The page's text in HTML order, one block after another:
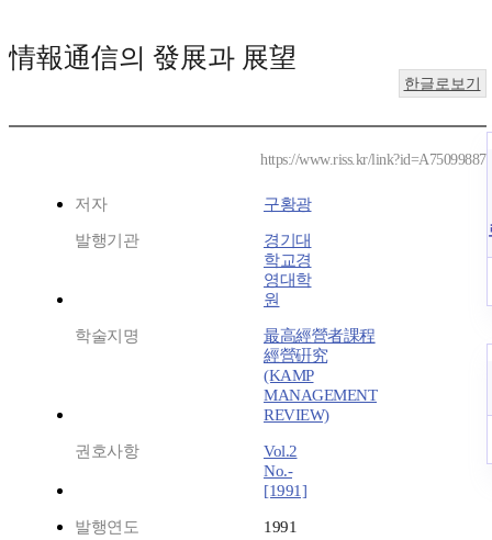
情報通信의 發展과 展望
한글로보기
https://www.riss.kr/link?id=A75099887
저자 구황광
발행기관
경기대
학교경
영대학
원
학술지명
最高經營者課程
經營硏究
(KAMP
MANAGEMENT
REVIEW)
권호사항
Vol.2
No.-
[1991]
발행연도 1991